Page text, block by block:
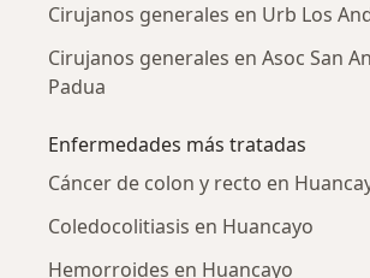
Cirujanos generales en Urb Los
Cirujanos generales en Asoc San
Padua
Enfermedades más tratadas
Cáncer de colon y recto en
Coledocolitiasis en Huancayo
Hemorroides en Huancayo